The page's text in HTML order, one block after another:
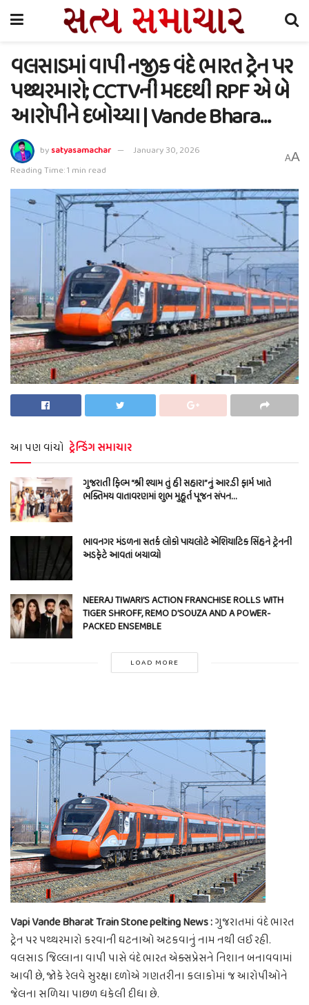
વલસાડમાં વાપી નજીક વંદે ભારત ટ્રેન પર
પથ્થરમારો; CCTVની મદદથી RPF એ બે
આરોપીને દબોચ્યા | Vande Bhara…
bysatyasamachar
January 30, 2026
Reading Time: 1 min read
AA
આ પણ વાંચો ટ્રેન્ડિંગ સમાચાર
ગુજરાતી ફિલ્મ “શ્રી શ્યામ તું હી સહારા”નું આર.ડી ફાર્મ ખાતે
ભક્તિમય વાતાવરણમાં શુભ મુહૂર્ત પૂજન સંપન…
ભાવનગર મંડળના સતર્ક લોકો પાયલોટે એશિયાટિક સિંહને ટ્રેનની
અડફેટે આવતાં બચાવ્યો
NEERAJ TIWARI’S ACTION FRANCHISE ROLLS WITH
TIGER SHROFF, REMO D’SOUZA AND A POWER-
PACKED ENSEMBLE
LOAD MORE
Vapi Vande Bharat Train Stone pelting News :ગુજરાતમાં વંદે ભારત
ટ્રેન પર પથ્થરમારો કરવાની ઘટનાઓ અટકવાનું નામ નથી લઈ રહી.
વલસાડ જિલ્લાના વાપી પાસે વંદે ભારત એક્સપ્રેસને નિશાન બનાવવામાં
આવી છે, જોકે રેલવે સુરક્ષા દળોએ ગણતરીના કલાકોમાં જ આરોપીઓને
જેલના સળિયા પાછળ ધકેલી દીધા છે.